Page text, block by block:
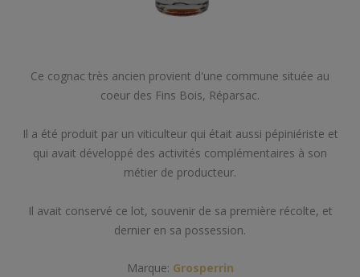
Ce cognac très ancien provient d'une commune située au
coeur des Fins Bois, Réparsac.
Il a été produit par un viticulteur qui était aussi pépiniériste et
qui avait développé des activités complémentaires à son
métier de producteur.
Il avait conservé ce lot, souvenir de sa première récolte, et
dernier en sa possession.
Marque: Grosperrin